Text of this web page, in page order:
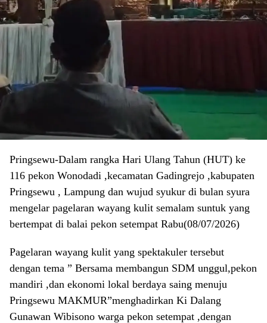
Pringsewu-Dalam rangka Hari Ulang Tahun (HUT) ke
116 pekon Wonodadi ,kecamatan Gadingrejo ,kabupaten
Pringsewu , Lampung dan wujud syukur di bulan syura
mengelar pagelaran wayang kulit semalam suntuk yang
bertempat di balai pekon setempat Rabu(08/07/2026)
Pagelaran wayang kulit yang spektakuler tersebut
dengan tema ” Bersama membangun SDM unggul,pekon
mandiri ,dan ekonomi lokal berdaya saing menuju
Pringsewu MAKMUR”menghadirkan Ki Dalang
Gunawan Wibisono warga pekon setempat ,dengan